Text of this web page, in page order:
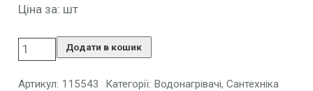
Ціна за: шт
Додати в кошик
Артикул: 115543 Категорії: Водонагрівачі, Сантехніка